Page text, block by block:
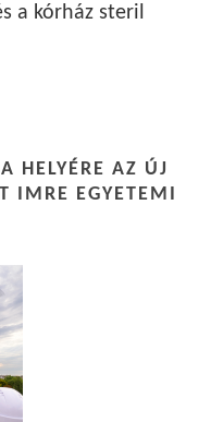
a kórház steril
HELYÉRE AZ ÚJ
IMRE EGYETEMI